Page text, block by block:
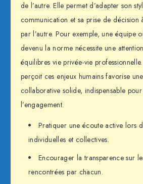
de l’autre. Elle permet d’adapter son
communication et sa prise de décision
par l’autre. Pour exemple, une équipe
devenu la norme nécessite une
équilibres vie privée-vie
perçoit ces enjeux humains favorise
collaborative solide, indispensable
l’engagement.
Pratiquer une écoute active lors
individuelles et collectives.
Encourager la transparence sur
rencontrées par chacun.